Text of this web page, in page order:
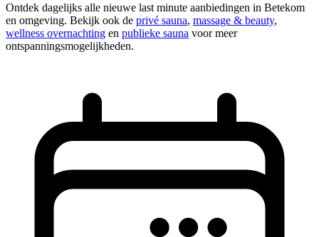
Ontdek dagelijks alle nieuwe last minute aanbiedingen in Betekom
en omgeving. Bekijk ook de privé sauna, massage & beauty,
wellness overnachting en publieke sauna voor meer
ontspanningsmogelijkheden.